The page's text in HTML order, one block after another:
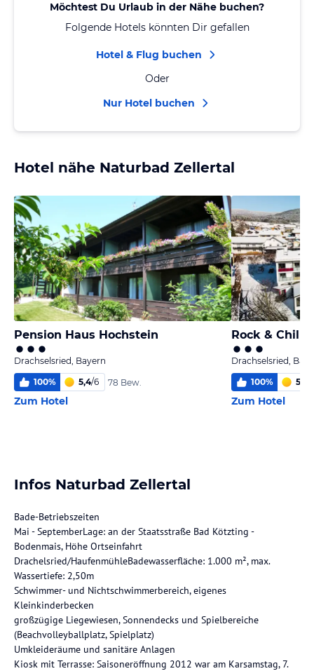
Möchtest Du Urlaub in der Nähe buchen?
Folgende Hotels könnten Dir gefallen
Hotel & Flug buchen
Oder
Nur Hotel buchen
Hotel nähe Naturbad Zellertal
Pension Haus Hochstein
Drachselsried, Bayern
100% 5,4/6 78 Bew.
Zum Hotel
Rock & Chill
Drachselsried,
100% 5,9
Zum Hotel
Infos Naturbad Zellertal
Bade-Betriebszeiten
Mai - SeptemberLage: an der Staatsstraße Bad Kötzting -
Bodenmais, Höhe Ortseinfahrt
Drachelsried/HaufenmühleBadewasserfläche: 1.000 m², max.
Wassertiefe: 2,50m
Schwimmer- und Nichtschwimmerbereich, eigenes
Kleinkinderbecken
großzügige Liegewiesen, Sonnendecks und Spielbereiche
(Beachvolleyballplatz, Spielplatz)
Umkleideräume und sanitäre Anlagen
Kiosk mit Terrasse: Saisoneröffnung 2012 war am Karsamstag, 7.